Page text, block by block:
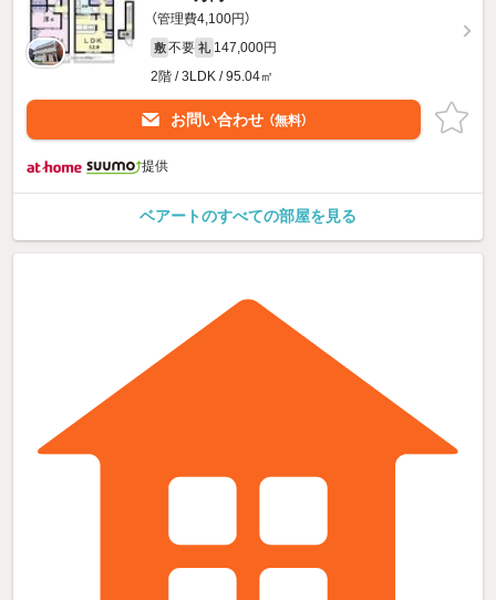
（管理費4,100円）
敷 不要 礼 147,000円
2階 / 3LDK / 95.04㎡
お問い合わせ （無料）
提供
ベアートのすべての部屋を見る